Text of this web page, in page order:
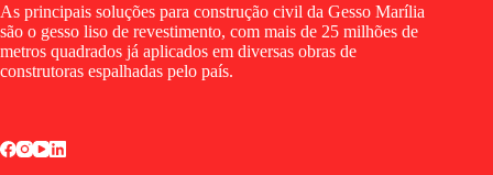
As principais soluções para construção civil da Gesso Marília
são o gesso liso de revestimento, com mais de 25 milhões de
metros quadrados já aplicados em diversas obras de
construtoras espalhadas pelo país.